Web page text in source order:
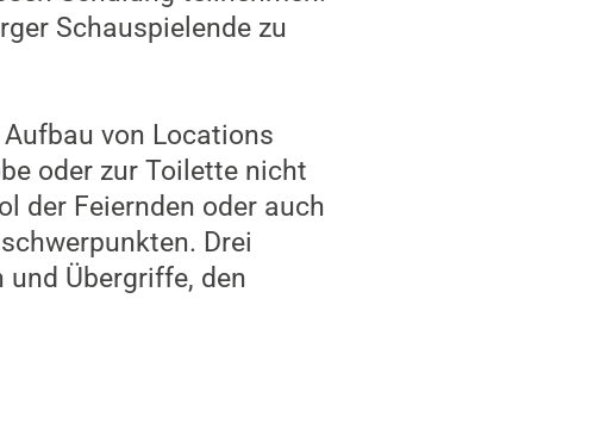
Schauspielende zu
von Locations
oder zur Toilette nicht
der Feiernden oder auch
Drei
Übergriffe, den